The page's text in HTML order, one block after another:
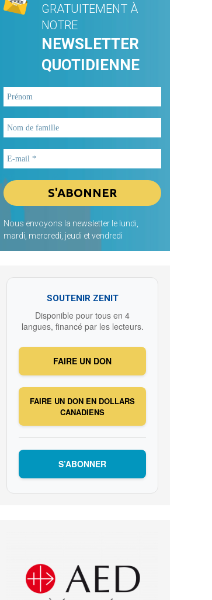
GRATUITEMENT À
NOTRE
NEWSLETTER
QUOTIDIENNE
Nous envoyons la newsletter le lundi,
mardi, mercredi, jeudi et vendredi
SOUTENIR ZENIT
Disponible pour tous en 4
langues, financé par les lecteurs.
FAIRE UN DON
FAIRE UN DON EN DOLLARS
CANADIENS
S’ABONNER